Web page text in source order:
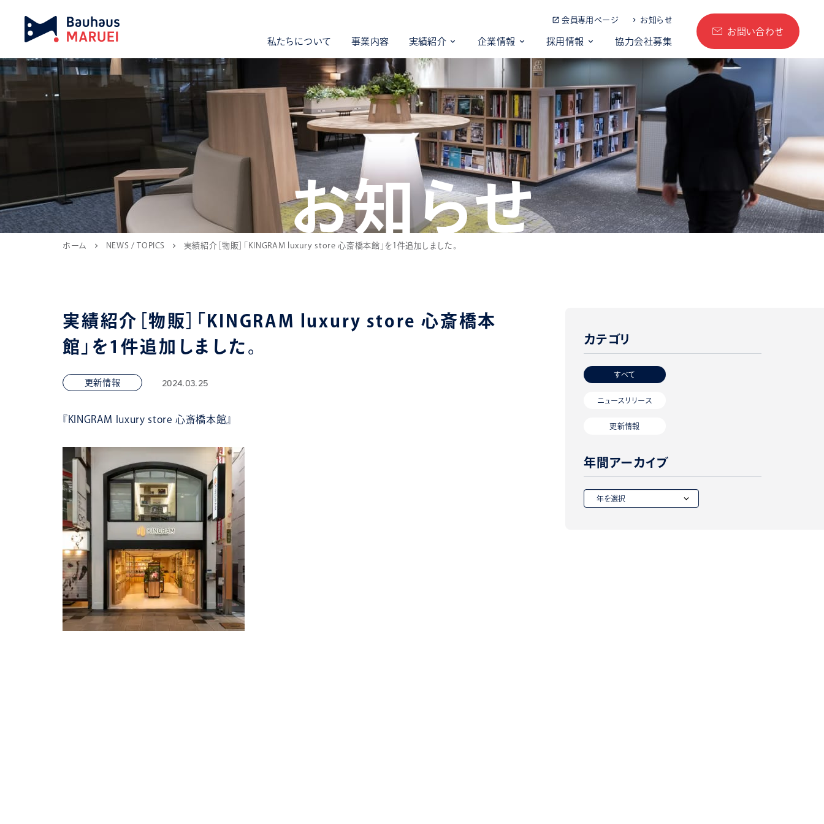
会員専用ページ お知らせ
私たちについて 事業内容 実績紹介 企業情報 採用情報 協力会社募集
お問い合わせ
お知らせ
ホーム chevron_right NEWS / TOPICS chevron_right 実績紹介［物販］「KINGRAM luxury store 心斎橋本館」を1件追加しました。
実績紹介［物販］「KINGRAM luxury store 心斎橋本
館」を1件追加しました。
更新情報 2024.03.25
『KINGRAM luxury store 心斎橋本館』
カテゴリ
すべて
ニュースリリース
更新情報
年間アーカイブ